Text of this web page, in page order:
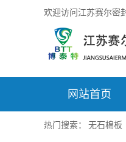
欢迎访问江苏赛尔密
网站首页
热门搜索： 无石棉板